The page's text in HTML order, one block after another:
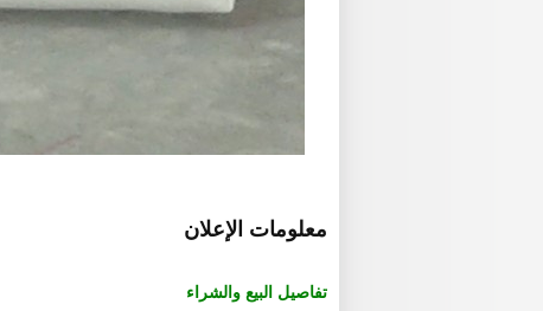
معلومات الإعلان
تفاصيل البيع والشراء